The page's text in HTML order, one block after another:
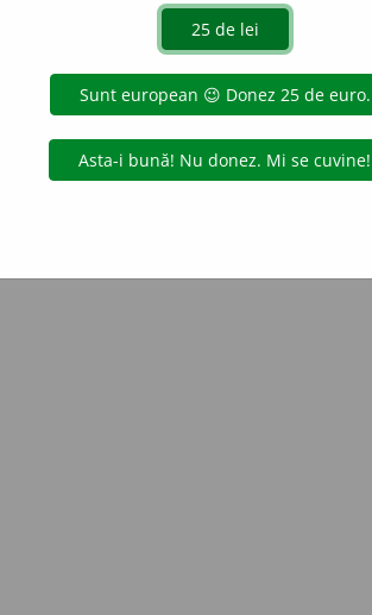
Persoană cu pregătire specială care
/<fr.
éducateur,lat.educator, ~oris
Copyright © 2004-2026 dexonline (https://
de pe acest site, inclusiv prin orice metode de
prealabil scris, cu excepția seturilor de date oferite